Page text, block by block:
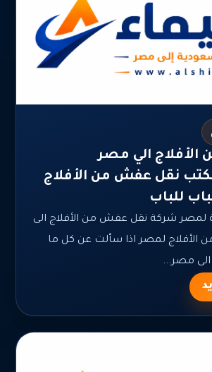
الي مصر
مكتب نقل عفش من الأفلاج
للباب
شركة نقل عفش من الأفلاج الى
لمصر اذا سألت عن كل ما
مصر...